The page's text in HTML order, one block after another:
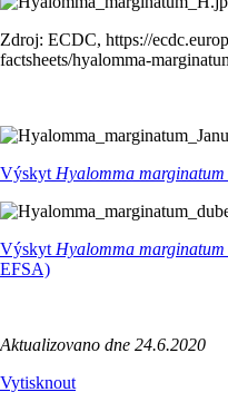
Zdroj: ECDC, https://
factsheets/hyalomma-
Výskyt Hyalomma marginatum
Výskyt Hyalomma marginatum
EFSA)
Aktualizovano dne 24.6.2020
Vytisknout